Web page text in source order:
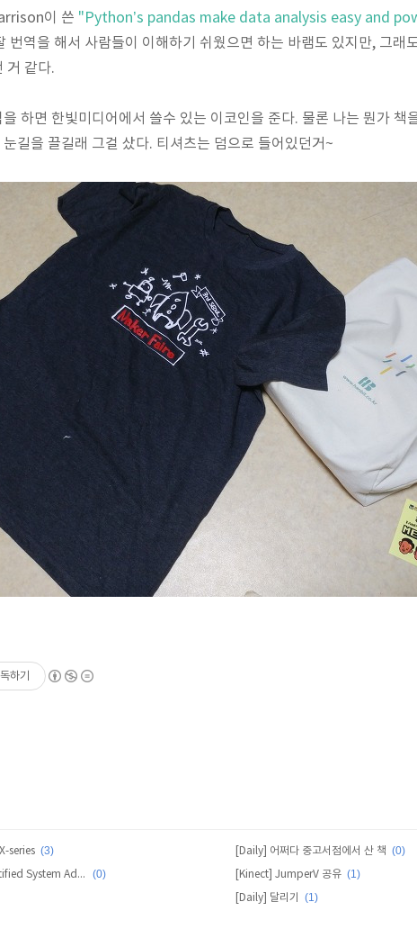
이 쓴 "Python’s pandas make data analysis easy and
번역을 해서 사람들이 이해하기 쉬웠으면 하는 바램도 있지만, 그래
거 같다.
하면 한빛미디어에서 쓸수 있는 이코인을 준다. 물론 나는 뭔가 책
길을 끌길래 그걸 샀다. 티셔츠는 덤으로 들어있던거~
하기
series (3) [Daily] 어쩌다 중고서점에서 산 책 (0)
[Daily] Linux Foundation Certified System Administrator (LFCS) 준비 (0) [Kinect] JumperV 공유 (1)
[Daily] 달리기 (1)